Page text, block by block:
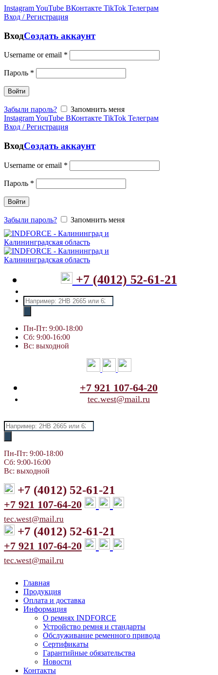
InstagramYouTube ВКонтакте TikTok Телеграм
Вход / Регистрация
ВходСоздать аккаунт
Username or email *
Пароль *
Войти
Забыли пароль?
Запомнить меня
InstagramYouTube ВКонтакте TikTok Телеграм
Вход / Регистрация
ВходСоздать аккаунт
Username or email *
Пароль *
Войти
Забыли пароль? Запомнить меня
+7 (4012) 52-61-21
Поиск
товаров
Пн-Пт: 9:00-18:00
Сб: 9:00-16:00
Вс: выходной
+7 921 107-64-20
tec.west@mail.ru
Поиск
товаров
Пн-Пт: 9:00-18:00
Сб: 9:00-16:00
Вс: выходной
+7 (4012) 52-61-21
+7 921 107-64-20
tec.west@mail.ru
+7 (4012) 52-61-21
+7 921 107-64-20
tec.west@mail.ru
Главная
Продукция
Оплата и доставка
Информация
О ремнях INDFORCE
Устройство ремня и стандарты
Обслуживание ременного привода
Сертификаты
Гарантийные обязательства
Новости
Контакты